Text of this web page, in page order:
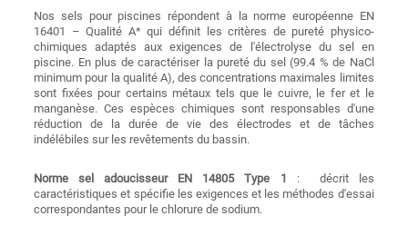
Nos sels pour piscines répondent à la norme européenne EN
16401 – Qualité A* qui définit les critères de pureté physico-
chimiques adaptés aux exigences de l'électrolyse du sel en
piscine. En plus de caractériser la pureté du sel (99.4 % de NaCl
minimum pour la qualité A), des concentrations maximales limites
sont fixées pour certains métaux tels que le cuivre, le fer et le
manganèse. Ces espèces chimiques sont responsables d'une
réduction de la durée de vie des électrodes et de tâches
indélébiles sur les revêtements du bassin.
Norme sel adoucisseur EN 14805 Type 1
: décrit les
caractéristiques et spécifie les exigences et les méthodes d'essai
correspondantes pour le chlorure de sodium.